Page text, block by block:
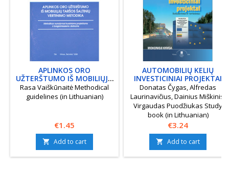
APLINKOS ORO
UŽTERŠTUMO IŠ MOBILIŲJŲ
TARŠOS ŠALTINIŲ
VERTINIMO METODIKA
Rasa Vaiškūnaitė Methodical
guidelines (in Lithuanian)
Price
€1.45
 Add to cart
AUTOMOBILIŲ KELIŲ
INVESTICINIAI PROJEKTAI
Donatas Čygas, Alfredas
Laurinavičius, Dainius Miškinis,
Virgaudas Puodžiukas Study
book (in Lithuanian)
Price
€3.24
 Add to cart